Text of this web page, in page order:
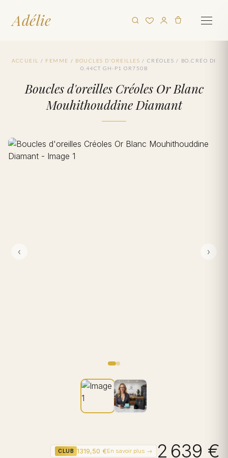
Adélie
ACCUEIL / FEMME / BOUCLES D'OREILLES / CRÉOLES / BO.CRÉO DI
0.44CT GH-P1 OR750B
Boucles d'oreilles Créoles Or Blanc
Mouhithouddine Diamant
‹ ›
CLUB 1319,50 €En savoir plus → 2 639 €